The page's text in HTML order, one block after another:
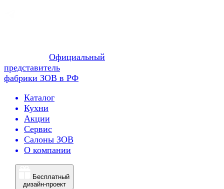
Официальный
представитель
фабрики ЗОВ в РФ
Каталог
Кухни
Акции
Сервис
Салоны ЗОВ
О компании
Бесплатный
дизайн-проект